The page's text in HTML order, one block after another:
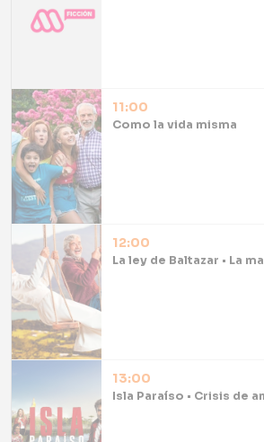
11:00
Como la vida misma
12:00
13:00